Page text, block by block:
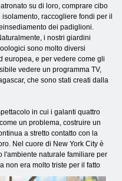
su di loro, comprare cibo
isolamento, raccogliere fondi per il
dei padiglioni.
i nostri giardini
sono molto diversi
europea, e per vedere come gli
vedere un programma TV,
che sono stati creati dalla
in cui i galanti quattro
un problema, costruire un
a stretto contatto con la
Nel cuore di New York City è
l'ambiente naturale familiare per
non era molto triste per il fatto